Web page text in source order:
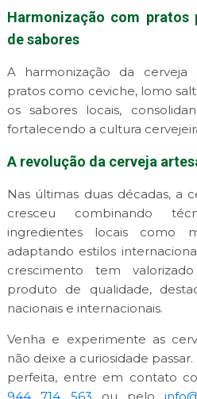
Harmonização com pratos
de sabores
A harmonização da cerveja
pratos como ceviche, lomo
os sabores locais,
fortalecendo a cultura
A revolução da cerveja
Nas últimas duas décadas, a
cresceu combinando
ingredientes locais como
adaptando estilos
crescimento tem
produto de qualidade,
nacionais e internacionais.
Venha e experimente as
não deixe a curiosidade
perfeita, entre em contato